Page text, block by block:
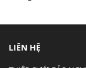
LIÊN HỆ